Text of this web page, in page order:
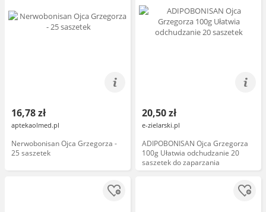
16,78 zł
aptekaolmed.pl
Nerwobonisan Ojca Grzegorza -
25 saszetek
20,50 zł
e-zielarski.pl
ADIPOBONISAN Ojca Grzegorza
100g Ułatwia odchudzanie 20
saszetek do zaparzania